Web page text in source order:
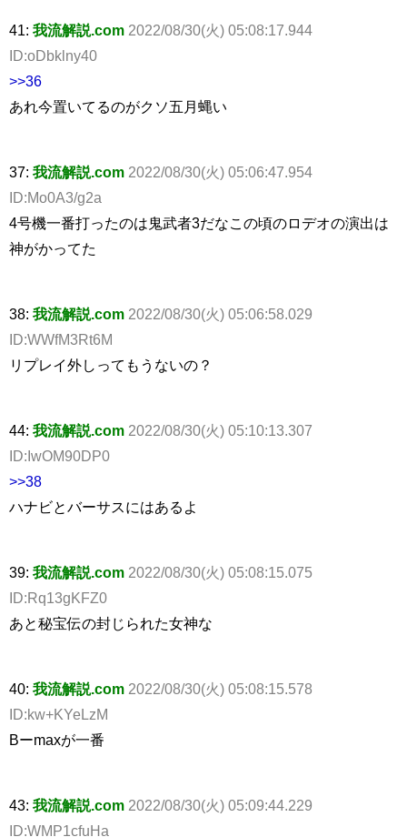
41: 我流解説.com 2022/08/30(火) 05:08:17.944
ID:oDbklny40
>>36
あれ今置いてるのがクソ五月蝿い
37: 我流解説.com 2022/08/30(火) 05:06:47.954
ID:Mo0A3/g2a
4号機一番打ったのは鬼武者3だなこの頃のロデオの演出は
神がかってた
38: 我流解説.com 2022/08/30(火) 05:06:58.029
ID:WWfM3Rt6M
リプレイ外しってもうないの？
44: 我流解説.com 2022/08/30(火) 05:10:13.307
ID:IwOM90DP0
>>38
ハナビとバーサスにはあるよ
39: 我流解説.com 2022/08/30(火) 05:08:15.075
ID:Rq13gKFZ0
あと秘宝伝の封じられた女神な
40: 我流解説.com 2022/08/30(火) 05:08:15.578
ID:kw+KYeLzM
Bーmaxが一番
43: 我流解説.com 2022/08/30(火) 05:09:44.229
ID:WMP1cfuHa